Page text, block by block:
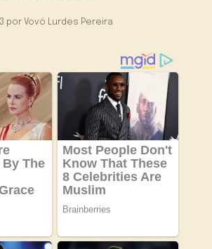
por Vovó Lurdes Pereira